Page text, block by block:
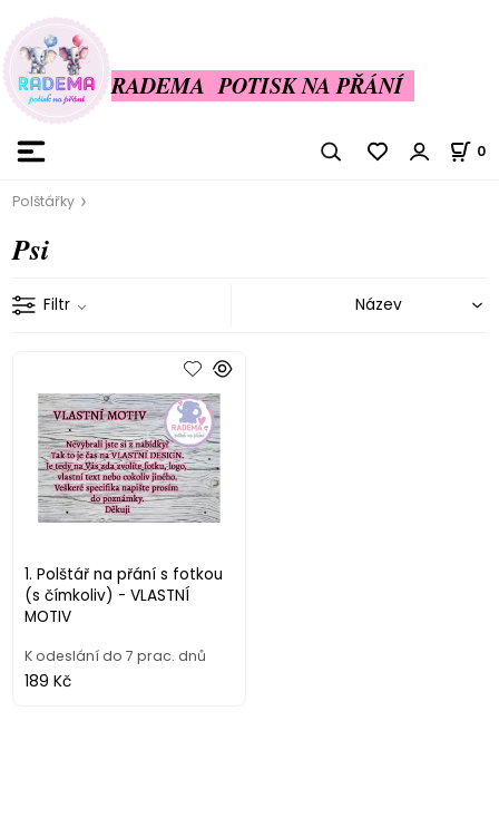
RADEMA POTISK NA PŘÁNÍ
0
Polštářky
Psi
Filtr
1. Polštář na přání s fotkou
(s čímkoliv) - VLASTNÍ
MOTIV
K odeslání do 7 prac. dnů
189 Kč